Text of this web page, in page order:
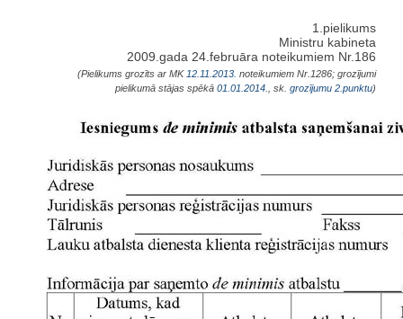
1.pielikums
Ministru kabineta
2009.gada 24.februāra noteikumiem Nr.186
(Pielikums grozīts ar MK 12.11.2013. noteikumiem Nr.1286; grozījumi
pielikumā stājas spēkā 01.01.2014. , sk. grozījumu 2.punktu)